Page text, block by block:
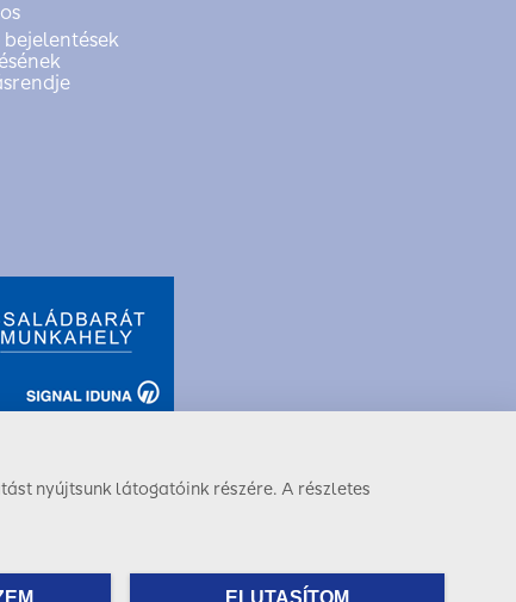
bejelentések
FacebookLinkedInInstagram
nyújtsunk látogatóink részére. A részletes
ELUTASÍTOM